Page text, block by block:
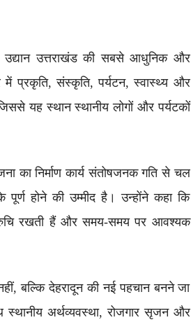
उद्यान उत्तराखंड की सबसे आधुनिक और
में प्रकृति, संस्कृति, पर्यटन, स्वास्थ्य और
यह स्थान स्थानीय लोगों और पर्यटकों
का निर्माण कार्य संतोषजनक गति से चल
होने की उम्मीद है। उन्होंने कहा कि
रुचि रखती हैं और समय-समय पर आवश्यक
बल्कि देहरादून की नई पहचान बनने जा
स्थानीय अर्थव्यवस्था, रोजगार सृजन और